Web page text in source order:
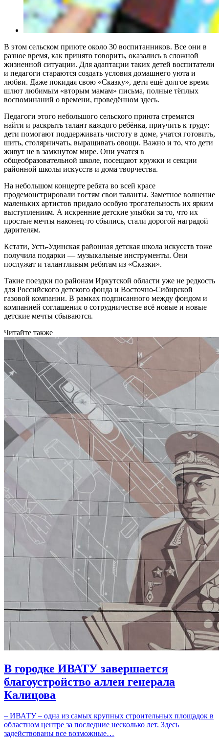
В этом сельском приюте около 30 воспитанников. Все они в
разное время, как принято говорить, оказались в сложной
жизненной ситуации. Для адаптации таких детей воспитатели
и педагоги стараются создать условия домашнего уюта и
любви. Даже покидая свою «Сказку», дети ещё долгое время
шлют любимым «вторым мамам» письма, полные тёплых
воспоминаний о времени, проведённом здесь.
Педагоги этого небольшого сельского приюта стремятся
найти и раскрыть талант каждого ребёнка, приучить к труду:
дети помогают поддерживать чистоту в доме, учатся готовить,
шить, столярничать, выращивать овощи. Важно и то, что дети
живут не в замкнутом мире. Они учатся в
общеобразовательной школе, посещают кружки и секции
районной школы искусств и дома творчества.
На небольшом концерте ребята во всей красе
продемонстрировали гостям свои таланты. Заметное волнение
маленьких артистов придало особую трогательность их ярким
выступлениям. А искренние детские улыбки за то, что их
простые мечты наконец-то сбылись, стали дорогой наградой
дарителям.
Кстати, Усть-Удинская районная детская школа искусств тоже
получила подарки — музыкальные инструменты. Они
послужат и талантливым ребятам из «Сказки».
Такие поездки по районам Иркутской области уже не редкость
для Российского детского фонда и Восточно-Сибирской
газовой компании. В рамках подписанного между фондом и
компанией соглашения о сотрудничестве всё новые и новые
детские мечты сбываются.
Читайте также
В городке ИВАТУ завершается
благоустройство аллеи генерала
Калицова
– ИВАТУ – одна из самых крупных строительных площадок в
областном центре за последние несколько лет. Здесь
задействованы все возможные…